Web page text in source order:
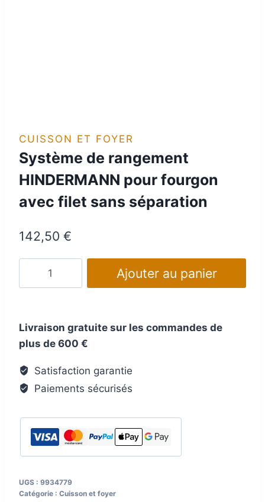
CUISSON ET FOYER
Système de rangement
HINDERMANN pour fourgon
avec filet sans séparation
142,50 €
rangement
HINDERMANN
fourgon
avec
séparation
Ajouter au panier
Livraison gratuite sur les commandes de
plus de 600 €
Satisfaction garantie
Paiements sécurisés
UGS : 9934779
Catégorie : Cuisson et foyer